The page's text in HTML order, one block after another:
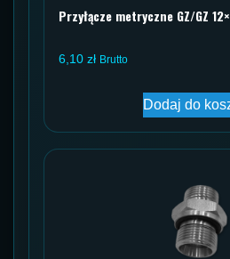
Przyłącze metryczne GZ/GZ
6,10 zł Brutto
Dodaj do